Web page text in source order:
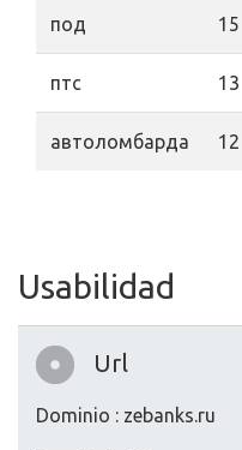
под 15
птс 13
автоломбарда 12
Usabilidad
Url
Dominio : zebanks.ru